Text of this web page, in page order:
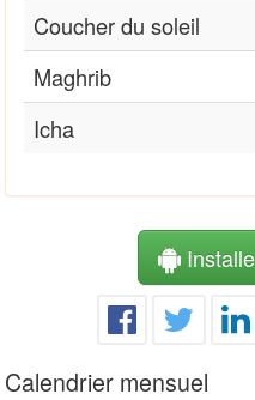
Coucher du soleil
Maghrib
Icha
Calendrier mensuel